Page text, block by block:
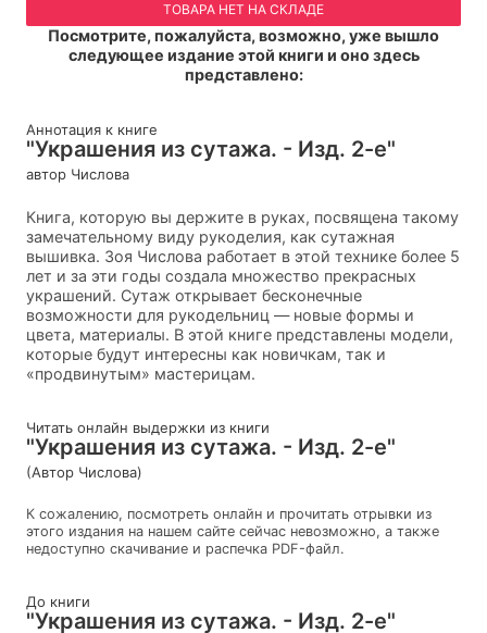
ТОВАРА НЕТ НА СКЛАДЕ
Посмотрите, пожалуйста, возможно, уже вышло
следующее издание этой книги и оно здесь
представлено:
Аннотация к книге
"Украшения из сутажа. - Изд. 2-е"
автор Числова
Книга, которую вы держите в руках, посвящена такому
замечательному виду рукоделия, как сутажная
вышивка. Зоя Числова работает в этой технике более 5
лет и за эти годы создала множество прекрасных
украшений. Сутаж открывает бесконечные
возможности для рукодельниц — новые формы и
цвета, материалы. В этой книге представлены модели,
которые будут интересны как новичкам, так и
«продвинутым» мастерицам.
Читать онлайн выдержки из книги
"Украшения из сутажа. - Изд. 2-е"
(Автор Числова)
К сожалению, посмотреть онлайн и прочитать отрывки из
этого издания на нашем сайте сейчас невозможно, а также
недоступно скачивание и распечка PDF-файл.
До книги
"Украшения из сутажа. - Изд. 2-е"